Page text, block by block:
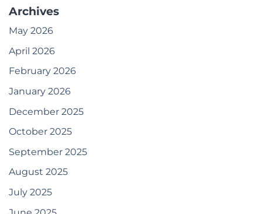
Archives
May 2026
April 2026
February 2026
January 2026
December 2025
October 2025
September 2025
August 2025
July 2025